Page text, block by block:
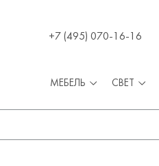
+7 (495) 070-16-16
МЕБЕЛЬ СВЕТ